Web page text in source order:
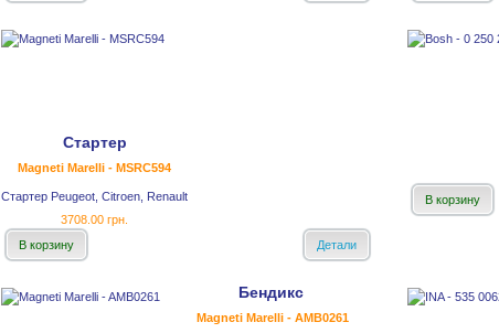
Стартер
Magneti Marelli - MSRC594
Стартер Peugeot, Citroen, Renault
3708.00 грн.
В корзину
Детали
В корзину
Бендикс
Magneti Marelli - AMB0261